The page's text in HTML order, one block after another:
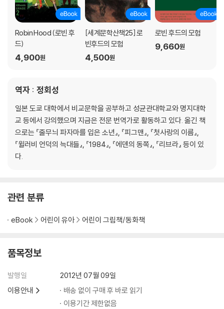
제8부
제1장 로빈 후드와 기스본의 가이
제2장 사자왕 리처드, 셔우드 숲에 오다
에필로그
작가 연보
Robin Hood (로빈 후
드)
4,900원
[세계문학산책25] 로
빈후드의 모험
4,500원
로빈 후드의 모험
9,660원
역자 : 정회성
일본 도쿄 대학에서 비교문학을 공부하고 성균관대학교와 명지대학
교 등에서 강의했으며 지금은 전문 번역가로 활동하고 있다. 옮긴 책
으로는 『줄무늬 파자마를 입은 소년』, 『피그맨』, 『첫사랑의 이름』,
『윌러비 언덕의 늑대들』, 『1984』, 『에덴의 동쪽』, 『리브라』 등이 있
다.
관련 분류
eBook 어린이 유아 어린이 그림책/동화책
품목정보
발행일
2012년 07월 09일
이용안내
배송 없이 구매 후 바로 읽기
이용기간 제한없음